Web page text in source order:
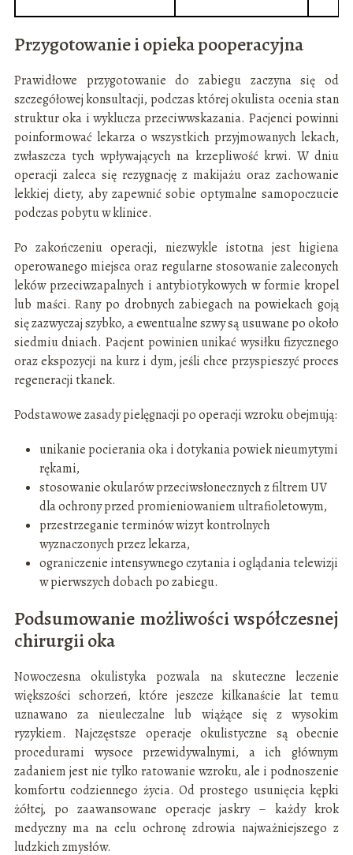
Przygotowanie i opieka pooperacyjna
Prawidłowe przygotowanie do zabiegu zaczyna się od
szczegółowej konsultacji, podczas której okulista ocenia stan
struktur oka i wyklucza przeciwwskazania. Pacjenci powinni
poinformować lekarza o wszystkich przyjmowanych lekach,
zwłaszcza tych wpływających na krzepliwość krwi. W dniu
operacji zaleca się rezygnację z makijażu oraz zachowanie
lekkiej diety, aby zapewnić sobie optymalne samopoczucie
podczas pobytu w klinice.
Po zakończeniu operacji, niezwykle istotna jest higiena
operowanego miejsca oraz regularne stosowanie zaleconych
leków przeciwzapalnych i antybiotykowych w formie kropel
lub maści. Rany po drobnych zabiegach na powiekach goją
się zazwyczaj szybko, a ewentualne szwy są usuwane po około
siedmiu dniach. Pacjent powinien unikać wysiłku fizycznego
oraz ekspozycji na kurz i dym, jeśli chce przyspieszyć proces
regeneracji tkanek.
Podstawowe zasady pielęgnacji po operacji wzroku obejmują:
unikanie pocierania oka i dotykania powiek nieumytymi
rękami,
stosowanie okularów przeciwsłonecznych z filtrem UV
dla ochrony przed promieniowaniem ultrafioletowym,
przestrzeganie terminów wizyt kontrolnych
wyznaczonych przez lekarza,
ograniczenie intensywnego czytania i oglądania telewizji
w pierwszych dobach po zabiegu.
Podsumowanie możliwości współczesnej
chirurgii oka
Nowoczesna okulistyka pozwala na skuteczne leczenie
większości schorzeń, które jeszcze kilkanaście lat temu
uznawano za nieuleczalne lub wiążące się z wysokim
ryzykiem. Najczęstsze operacje okulistyczne są obecnie
procedurami wysoce przewidywalnymi, a ich głównym
zadaniem jest nie tylko ratowanie wzroku, ale i podnoszenie
komfortu codziennego życia. Od prostego usunięcia kępki
żółtej, po zaawansowane operacje jaskry – każdy krok
medyczny ma na celu ochronę zdrowia najważniejszego z
ludzkich zmysłów.